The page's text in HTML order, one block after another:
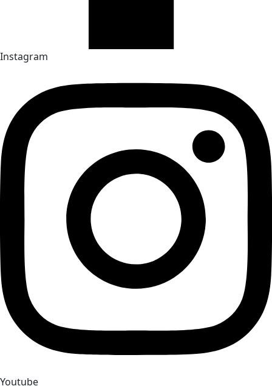
Instagram
Youtube